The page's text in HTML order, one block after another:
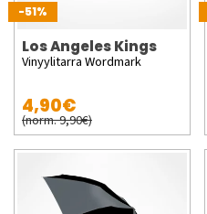
-51%
Los Angeles Kings
Vinyylitarra Wordmark
4,90€
(norm. 9,90€)